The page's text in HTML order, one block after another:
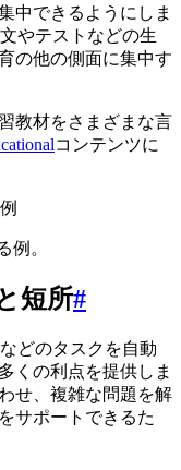
中できるようにしま
やテストなどの生
の他の側面に集中す
教材をさまざまな言
コンテンツに
例。
短所#
どのタスクを自動
くの利点を提供しま
せ、複雑な問題を解
サポートできるた